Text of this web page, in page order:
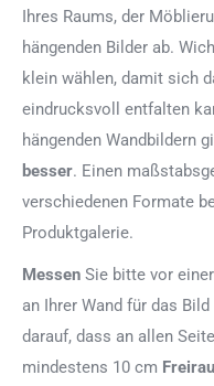
Ihres Raums, der
hängenden Bilder ab.
klein wählen, damit sich
eindrucksvoll entfalten
hängenden Wandbildern
besser. Einen
verschiedenen Formate
Produktgalerie.
Messen Sie bitte vor
an Ihrer Wand für das
darauf, dass an allen
mindestens 10 cm